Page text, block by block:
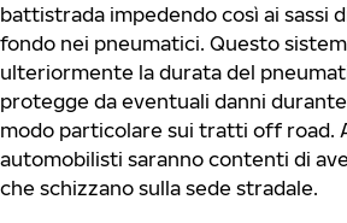
battistrada impedendo così ai sassi
fondo nei pneumatici. Questo
ulteriormente la durata del
protegge da eventuali danni
modo particolare sui tratti off road.
automobilisti saranno contenti di
che schizzano sulla sede stradale.